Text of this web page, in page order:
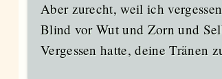
Aber zurecht, weil ich
Blind vor Wut und Zorn und
Vergessen hatte, deine Tränen